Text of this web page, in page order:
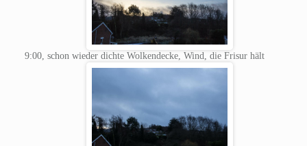
9:00, schon wieder dichte Wolkendecke, Wind, die Frisur hält